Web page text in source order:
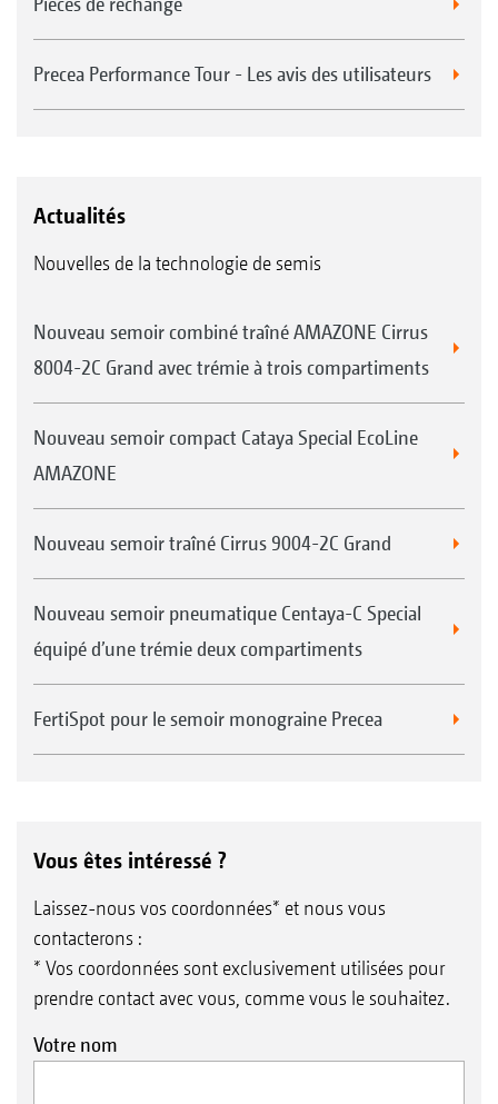
même manière et il est disponible pour
Precea Performance Tour - Les avis des utilisateurs
Actualités
Nouvelles de la technologie de semis
Nouveau semoir combiné traîné AMAZONE Cirrus
8004-2C Grand avec trémie à trois compartiments
Nouveau semoir compact Cataya Special EcoLine
AMAZONE
Nouveau semoir traîné Cirrus 9004-2C Grand
Nouveau semoir pneumatique Centaya-C Special
équipé d’une trémie deux compartiments
FertiSpot pour le semoir monograine Precea
Vous êtes intéressé ?
Laissez-nous vos coordonnées* et nous vous
contacterons :
* Vos coordonnées sont exclusivement utilisées pour
prendre contact avec vous, comme vous le souhaitez.
Votre nom